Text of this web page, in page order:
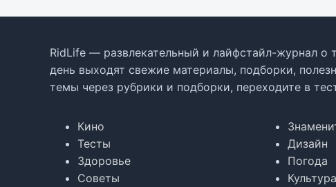
RidLife — развлекательный и лайфстайл-журнал о
день выходят свежие материалы, подборки,
темы через рубрики и подборки, переходите в
Кино
Тесты
Здоровье
Советы
Дизайн
Погода
Культура